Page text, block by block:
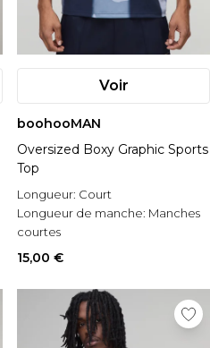
Voir
boohooMAN
Oversized Boxy Graphic Sports
Top
Longueur: Court
Longueur de manche: Manches
courtes
Matérial:
15,00 €